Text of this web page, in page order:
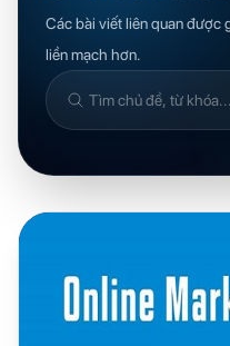
Các bài viết liên quan được
liền mạch hơn.
Tìm
trong
thức